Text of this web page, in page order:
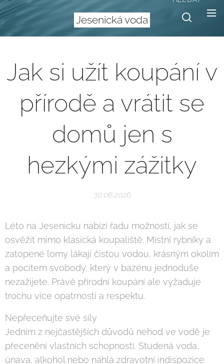
Jesenická voda
Jak si užít koupání v
přírodě a vrátit se
domů jen s
hezkými zážitky
30.06.2026
Léto na Jesenicku nabízí řadu možností, jak se
osvěžit mimo klasická koupaliště. Místní rybníky a
zatopené lomy lákají čistou vodou, krásným okolím
a pocitem svobody, který v bazénu jednoduše
nezažijete. Právě přírodní koupání ale vyžaduje
trochu více opatrnosti a respektu.
Nepřeceňujte své síly
Jedním z nejčastějších důvodů nehod ve vodě je
přecenění vlastních schopností. Studená voda,
únava, alkohol nebo náhlá zdravotní indispozice